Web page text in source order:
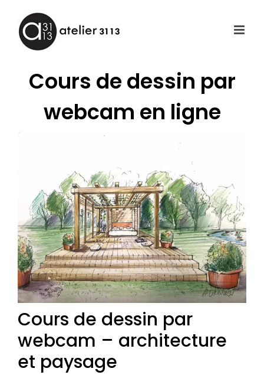
contenu
Cours de dessin par
webcam en ligne
Cours de dessin par
webcam – architecture
et paysage